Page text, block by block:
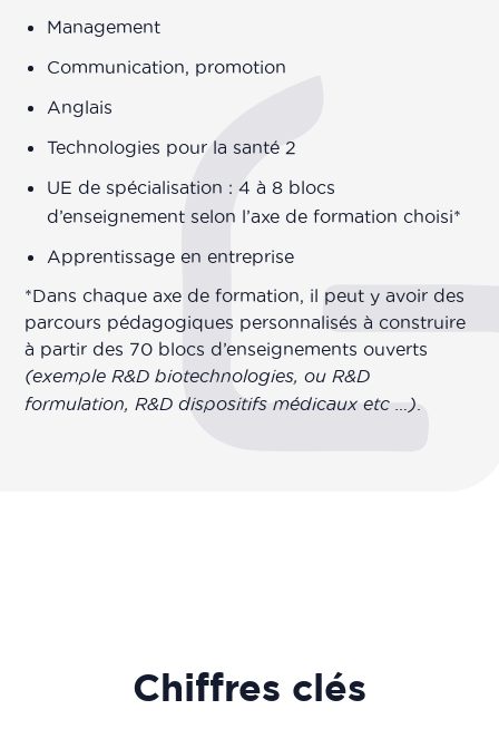
Management
Communication, promotion
Anglais
Technologies pour la santé 2
UE de spécialisation : 4 à 8 blocs
d’enseignement selon l’axe de formation choisi*
Apprentissage en entreprise
*Dans chaque axe de formation, il peut y avoir des
parcours pédagogiques personnalisés à construire
à partir des 70 blocs d’enseignements ouverts
(exemple R&D biotechnologies, ou R&D
formulation, R&D dispositifs médicaux etc …)
Chiffres clés